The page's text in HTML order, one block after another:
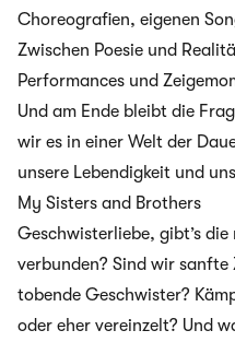
Choreografien, eigenen
Zwischen Poesie und
Performances und
Und am Ende bleibt die
wir es in einer Welt der
unsere Lebendigkeit und
My Sisters and Brothers
Geschwisterliebe, gibt’s
verbunden? Sind wir
tobende Geschwister?
oder eher vereinzelt? Und